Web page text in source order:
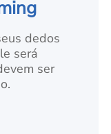
dedos
será
ser